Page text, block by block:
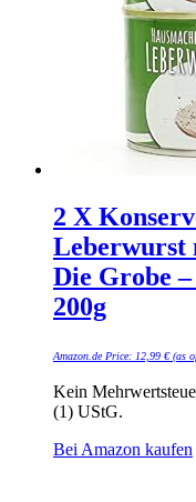
2 X
Leberwurst
Die Grobe
200g
Amazon.de Price: 12,99 €(as
Kein
(1) UStG.
Bei Amazon kaufen